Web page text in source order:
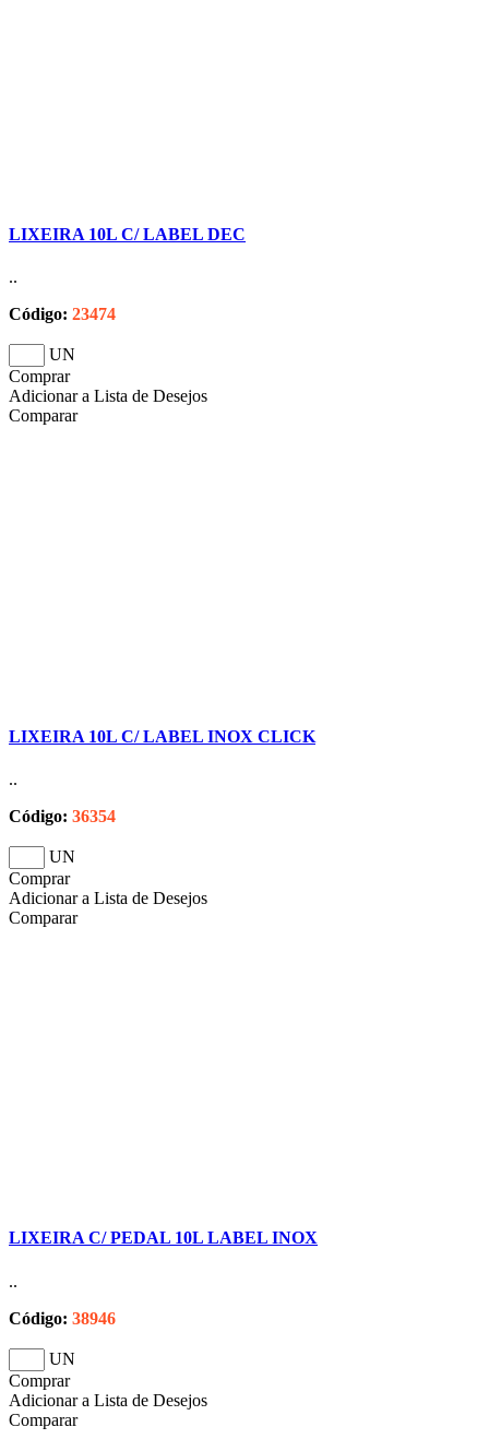
LIXEIRA 10L C/ LABEL DEC
..
Código: 23474
UN
Comprar
Adicionar a Lista de Desejos
Comparar
LIXEIRA 10L C/ LABEL INOX CLICK
..
Código: 36354
UN
Comprar
Adicionar a Lista de Desejos
Comparar
LIXEIRA C/ PEDAL 10L LABEL INOX
..
Código: 38946
UN
Comprar
Adicionar a Lista de Desejos
Comparar